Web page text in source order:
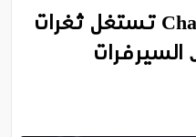
كارثة أمنية جديدة: Chaos تستغل ثغرات